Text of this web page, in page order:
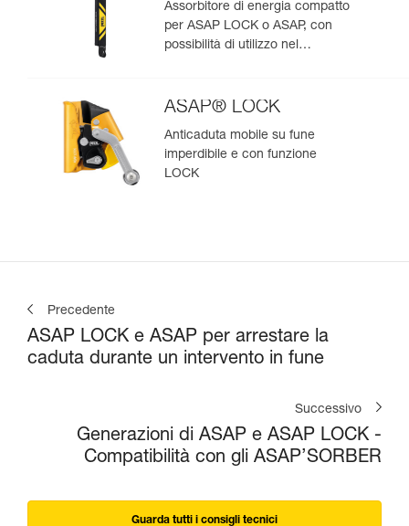
Assorbitore di energia compatto
per ASAP LOCK o ASAP, con
possibilità di utilizzo nel
ASAP® LOCK
Anticaduta mobile su fune
imperdibile e con funzione
LOCK
Precedente
ASAP LOCK e ASAP per arrestare la
caduta durante un intervento in fune
Successivo
Generazioni di ASAP e ASAP LOCK -
Compatibilità con gli ASAP’SORBER
Guarda tutti i consigli tecnici